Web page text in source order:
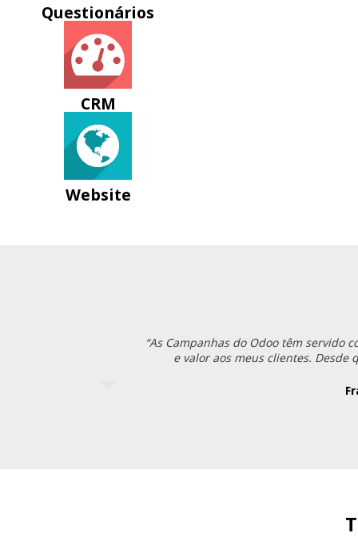
Questionários
CRM
Website
“As Campanhas do Odoo têm
e valor aos meus clientes. Desde